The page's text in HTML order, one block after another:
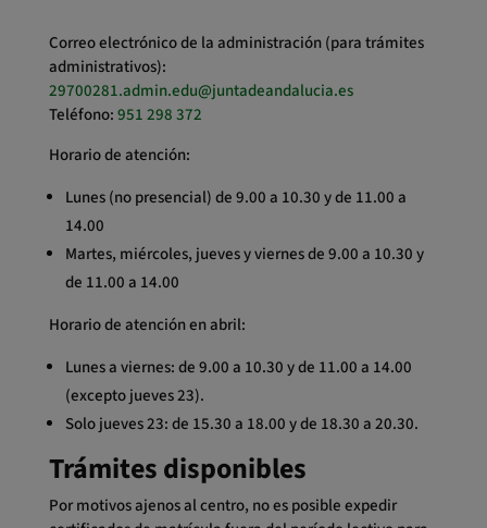
Correo electrónico de la administración (para trámites
administrativos):
29700281.admin.edu@juntadeandalucia.es
Teléfono:951 298 372
Horario de atención:
Lunes (no presencial) de 9.00 a 10.30 y de 11.00 a
14.00
Martes, miércoles, jueves y viernes de 9.00 a 10.30 y
de 11.00 a 14.00
Horario de atención en abril:
Lunes a viernes: de 9.00 a 10.30 y de 11.00 a 14.00
(excepto jueves 23).
Solo jueves 23: de 15.30 a 18.00 y de 18.30 a 20.30.
Trámites disponibles
Por motivos ajenos al centro, no es posible expedir